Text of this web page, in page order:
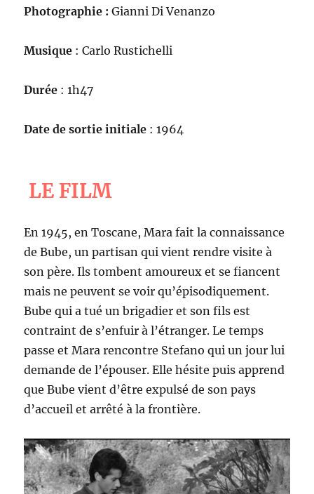
Photographie : Gianni Di Venanzo
Musique : Carlo Rustichelli
Durée : 1h47
Date de sortie initiale : 1964
LE FILM
En 1945, en Toscane, Mara fait la connaissance
de Bube, un partisan qui vient rendre visite à
son père. Ils tombent amoureux et se fiancent
mais ne peuvent se voir qu’épisodiquement.
Bube qui a tué un brigadier et son fils est
contraint de s’enfuir à l’étranger. Le temps
passe et Mara rencontre Stefano qui un jour lui
demande de l’épouser. Elle hésite puis apprend
que Bube vient d’être expulsé de son pays
d’accueil et arrêté à la frontière.